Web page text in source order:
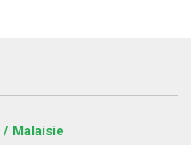
Malaisie